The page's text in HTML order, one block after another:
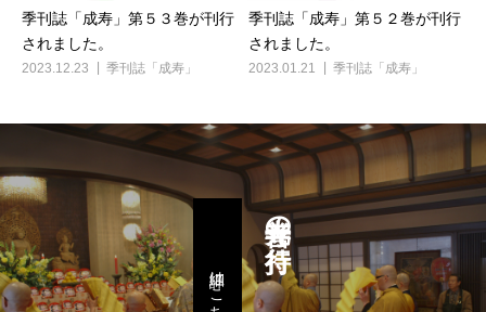
季刊誌「成寿」第５３巻が刊行
されました。
2023.12.23 季刊誌「成寿」
季刊誌「成寿」第５２巻が刊行
されました。
2023.01.21 季刊誌「成寿」
善光寺の行持
詳細はこちら